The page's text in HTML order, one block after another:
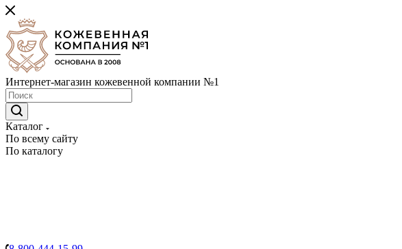
Интернет-магазин кожевенной компании №1
Каталог
По всему сайту
По каталогу